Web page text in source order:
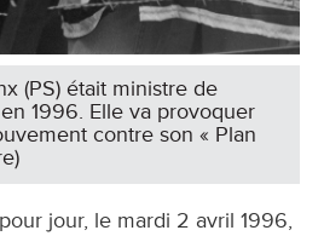
(PS) était ministre de
1996. Elle va provoquer
contre son « Plan
jour, le mardi 2 avril 1996,